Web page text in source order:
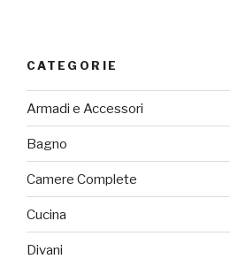
CATEGORIE
Armadi e Accessori
Bagno
Camere Complete
Cucina
Divani